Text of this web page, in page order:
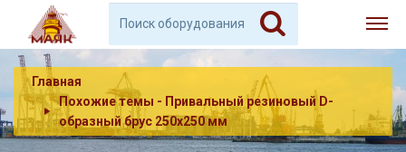
Главная
Похожие темы - Привальный резиновый D-
образный брус 250х250 мм